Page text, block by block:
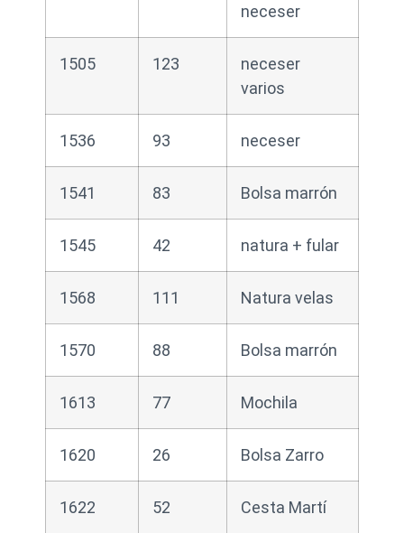
neceser
1505 123
neceser
varios
1536 93 neceser
1541 83 Bolsa marrón
1545 42 natura + fular
1568 111 Natura velas
1570 88 Bolsa marrón
1613 77 Mochila
1620 26 Bolsa Zarro
1622 52 Cesta Martí